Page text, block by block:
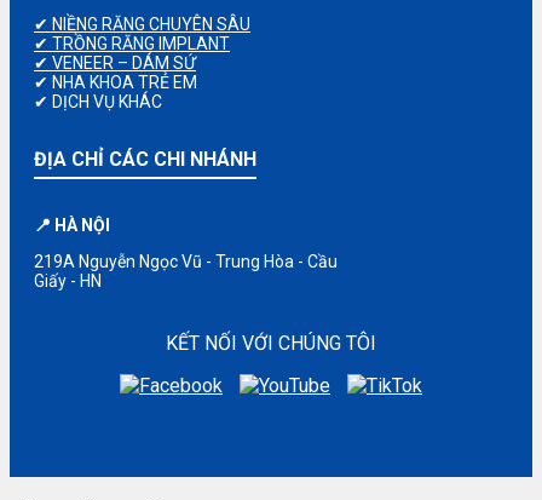
✔ NIỀNG RĂNG CHUYÊN SÂU
✔ TRỒNG RĂNG IMPLANT
✔ VENEER – DÁM SỨ
✔ NHA KHOA TRẺ EM
✔ DỊCH VỤ KHÁC
ĐỊA CHỈ CÁC CHI NHÁNH
📍 HÀ NỘI
219A Nguyễn Ngọc Vũ - Trung Hòa - Cầu
Giấy - HN
KẾT NỐI VỚI CHÚNG TÔI